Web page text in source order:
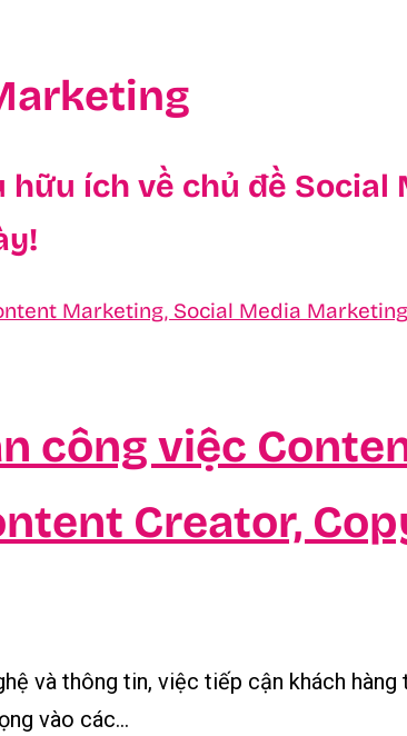
hữu ích về chủ đề
công việc
Creator,
và thông tin, việc tiếp cận khách
vào các...